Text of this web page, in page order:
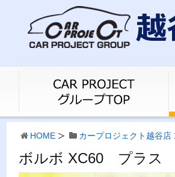
HOME カープロジェクト越谷店
ボルボ XC60 プラス